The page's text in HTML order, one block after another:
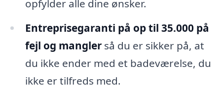
opfylder alle dine ønsker.
Entreprisegaranti på op til 35.000 på
fejl og manglerså du er sikker på, at
du ikke ender med et badeværelse, du
ikke er tilfreds med.